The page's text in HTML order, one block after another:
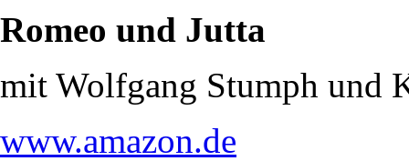
Romeo und Jutta
mit Wolfgang Stumph und
www.amazon.de